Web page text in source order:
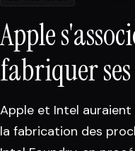
Apple
fabriquer
Apple et Intel
la fabrication des